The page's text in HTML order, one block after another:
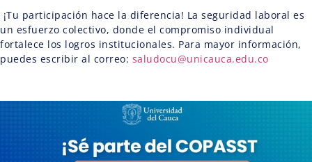
¡Tu participación hace la diferencia! La seguridad laboral es
un esfuerzo colectivo, donde el compromiso individual
fortalece los logros institucionales. Para mayor información,
puedes escribir al correo: saludocu@unicauca.edu.co